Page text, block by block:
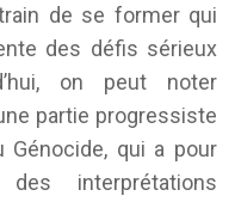
de se former qui
des défis sérieux
on peut noter
partie progressiste
qui a pour
interprétations